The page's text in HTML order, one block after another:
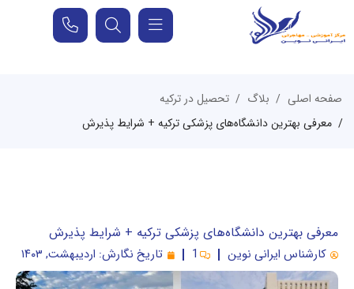
صفحه اصلی بلاگ
تحصیل در ترکیه
معرفی بهترین دانشگاه‌های پزشکی ترکیه + شرایط پذیرش
معرفی بهترین دانشگاه‌های پزشکی ترکیه + شرایط پذیرش
کارشناس ایرانی نوین 1 تاریخ نگارش: اردیبهشت, ۱۴۰۳